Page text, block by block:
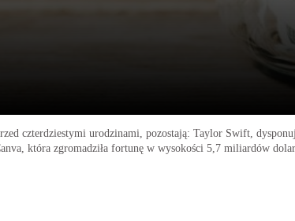
czterdziestymi urodzinami, pozostają: Taylor Swift,
która zgromadziła fortunę w wysokości 5,7 miliardów